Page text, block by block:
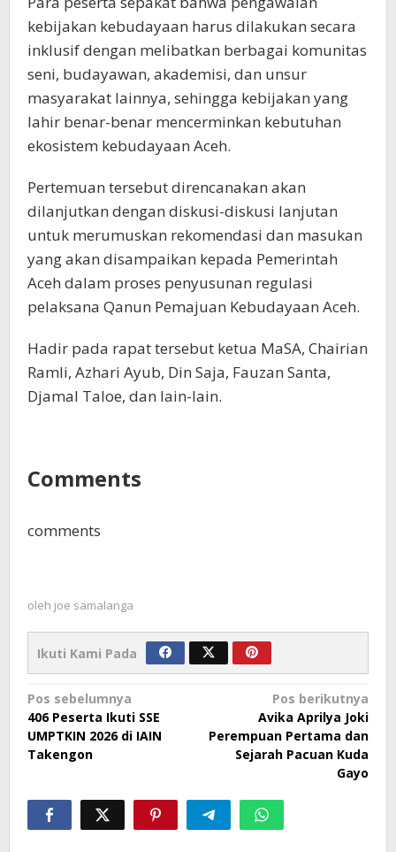
kebijakan kebudayaan harus dilakukan secara
inklusif dengan melibatkan berbagai komunitas
seni, budayawan, akademisi, dan unsur
masyarakat lainnya, sehingga kebijakan yang
lahir benar-benar mencerminkan kebutuhan
ekosistem kebudayaan Aceh.
Pertemuan tersebut direncanakan akan
dilanjutkan dengan diskusi-diskusi lanjutan
untuk merumuskan rekomendasi dan masukan
yang akan disampaikan kepada Pemerintah
Aceh dalam proses penyusunan regulasi
pelaksana Qanun Pemajuan Kebudayaan Aceh.
Hadir pada rapat tersebut ketua MaSA, Chairian
Ramli, Azhari Ayub, Din Saja, Fauzan Santa,
Djamal Taloe, dan lain-lain.
Comments
comments
oleh joe samalanga
Ikuti Kami Pada
Navigasi
pos
Pos sebelumnya
406 Peserta Ikuti SSE
UMPTKIN 2026 di IAIN
Takengon
Pos berikutnya
Avika Aprilya Joki
Perempuan Pertama dan
Sejarah Pacuan Kuda
Gayo